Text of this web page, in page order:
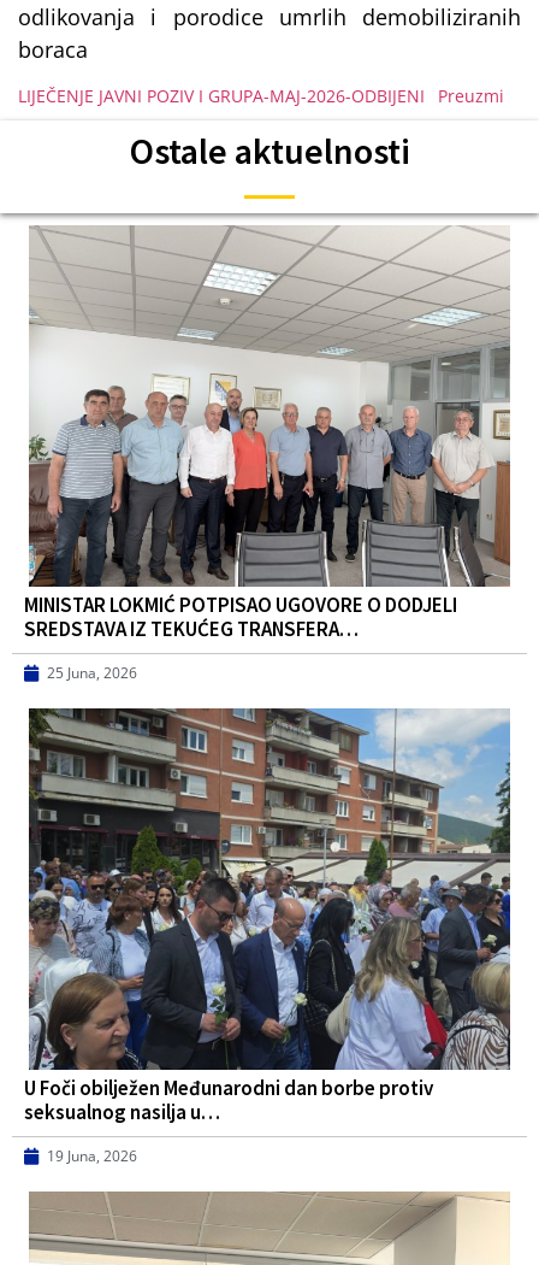
odlikovanja i porodice umrlih demobiliziranih
boraca
LIJEČENJE JAVNI POZIV I GRUPA-MAJ-2026-ODBIJENI Preuzmi
Ostale aktuelnosti
MINISTAR LOKMIĆ POTPISAO UGOVORE O DODJELI
SREDSTAVA IZ TEKUĆEG TRANSFERA…
25 Juna, 2026
U Foči obilježen Međunarodni dan borbe protiv
seksualnog nasilja u…
19 Juna, 2026